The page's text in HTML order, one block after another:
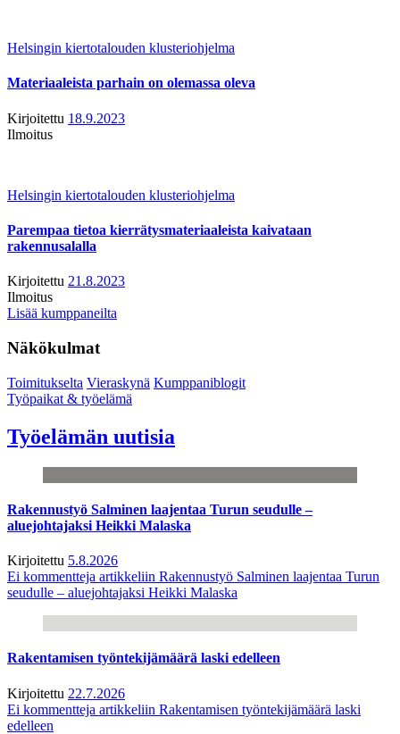
Helsingin kiertotalouden klusteriohjelma
Materiaaleista parhain on olemassa oleva
Kirjoitettu 18.9.2023
Ilmoitus
Helsingin kiertotalouden klusteriohjelma
Parempaa tietoa kierrätysmateriaaleista kaivataan
rakennusalalla
Kirjoitettu 21.8.2023
Ilmoitus
Lisää kumppaneilta
Näkökulmat
Toimitukselta Vieraskynä Kumppaniblogit
Työpaikat & työelämä
Työelämän uutisia
Rakennustyö Salminen laajentaa Turun seudulle –
aluejohtajaksi Heikki Malaska
Kirjoitettu 5.8.2026
Ei kommentteja artikkeliin Rakennustyö Salminen laajentaa Turun
seudulle – aluejohtajaksi Heikki Malaska
Rakentamisen työntekijämäärä laski edelleen
Kirjoitettu 22.7.2026
Ei kommentteja artikkeliin Rakentamisen työntekijämäärä laski
edelleen